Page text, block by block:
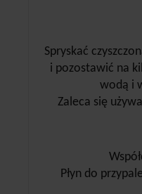
Spryskać
i pozostawić na
wodą i
Zaleca się
Płyn do